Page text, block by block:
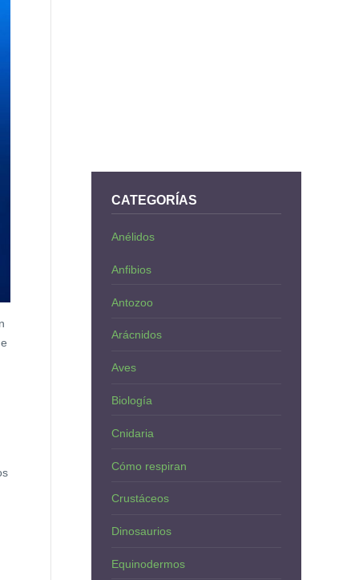
CATEGORÍAS
Anélidos
Anfibios
Antozoo
Arácnidos
Aves
Biología
Cnidaria
Cómo respiran
Crustáceos
Dinosaurios
Equinodermos